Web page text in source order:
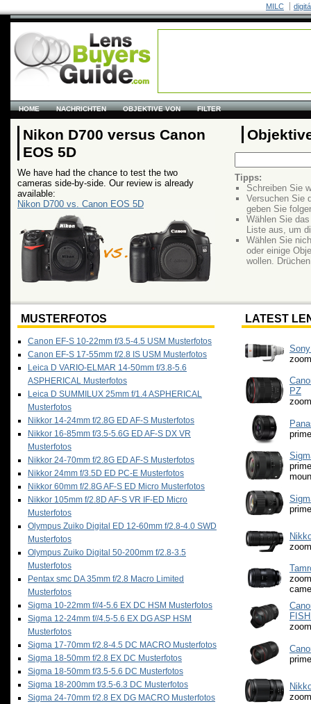
MILC
HOME NACHRICHTEN OBJEKTIVE VON FILTER
Nikon D700 versus Canon
EOS 5D
We have had the chance to test the two
cameras side-by-side. Our review is already
available:
Nikon D700 vs. Canon EOS 5D
Tipps:
Schreiben Sie
Versuchen Sie
geben Sie
Wählen Sie
Liste aus, um
Wählen Sie
oder einige
wollen.
MUSTERFOTOS
Canon EF-S 10-22mm f/3.5-4.5 USM Musterfotos
Canon EF-S 17-55mm f/2.8 IS USM Musterfotos
Leica D VARIO-ELMAR 14-50mm f/3.8-5.6
ASPHERICAL Musterfotos
Leica D SUMMILUX 25mm f/1.4 ASPHERICAL
Musterfotos
Nikkor 14-24mm f/2.8G ED AF-S Musterfotos
Nikkor 16-85mm f/3.5-5.6G ED AF-S DX VR
Musterfotos
Nikkor 24-70mm f/2.8G ED AF-S Musterfotos
Nikkor 24mm f/3.5D ED PC-E Musterfotos
Nikkor 60mm f/2.8G AF-S ED Micro Musterfotos
Nikkor 105mm f/2.8D AF-S VR IF-ED Micro
Musterfotos
Olympus Zuiko Digital ED 12-60mm f/2.8-4.0 SWD
Musterfotos
Olympus Zuiko Digital 50-200mm f/2.8-3.5
Musterfotos
Pentax smc DA 35mm f/2.8 Macro Limited
Musterfotos
Sigma 10-22mm f//4-5.6 EX DC HSM Musterfotos
Sigma 12-24mm f//4.5-5.6 EX DG ASP HSM
Musterfotos
Sigma 17-70mm f/2.8-4.5 DC MACRO Musterfotos
Sigma 18-50mm f/2.8 EX DC Musterfotos
Sigma 18-50mm f/3.5-5.6 DC Musterfotos
Sigma 18-200mm f/3.5-6.3 DC Musterfotos
Sigma 24-70mm f/2.8 EX DG MACRO Musterfotos
LATEST
PZ